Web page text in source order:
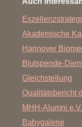
Akademische
Hannover
Blutspende-
Gleichstellung
Qualitätsbericht
MHH-Alumni e.V.
Babygalerie